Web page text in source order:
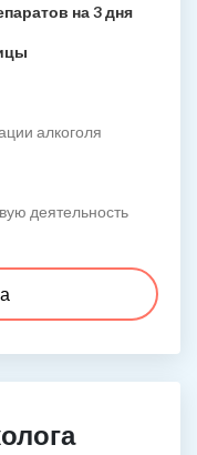
на 3 дня
алкоголя
деятельность